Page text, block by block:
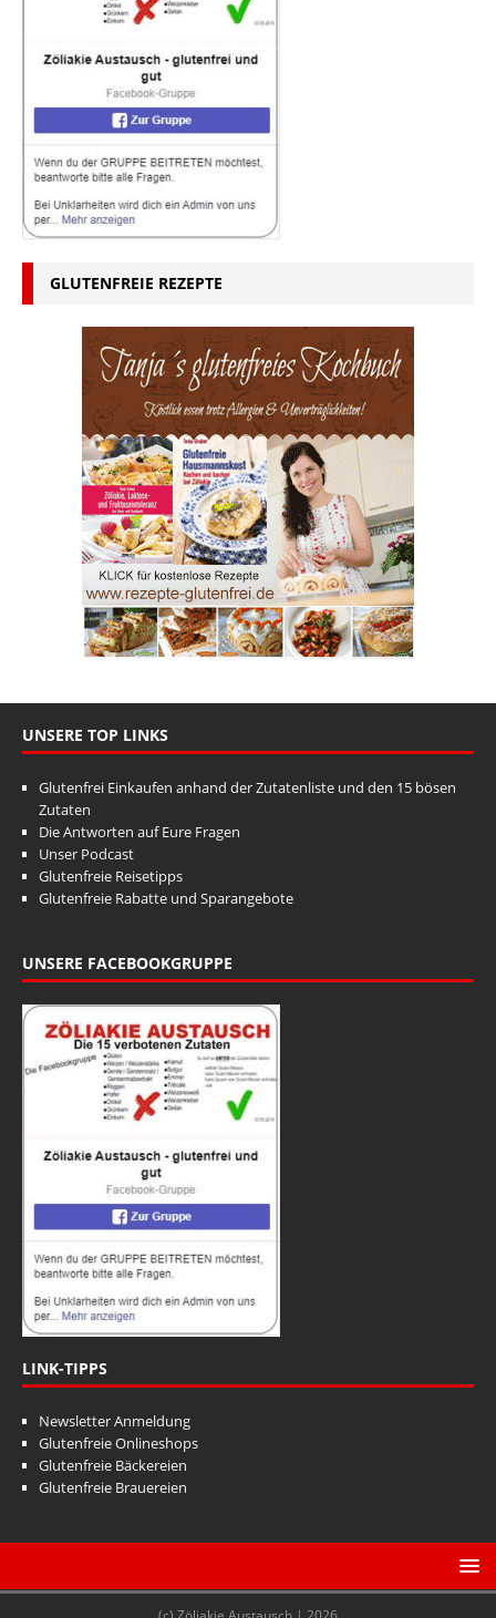
GLUTENFREIE REZEPTE
UNSERE TOP LINKS
Glutenfrei Einkaufen anhand der Zutatenliste und den 15 bösen
Zutaten
Die Antworten auf Eure Fragen
Unser Podcast
Glutenfreie Reisetipps
Glutenfreie Rabatte und Sparangebote
UNSERE FACEBOOKGRUPPE
LINK-TIPPS
Newsletter Anmeldung
Glutenfreie Onlineshops
Glutenfreie Bäckereien
Glutenfreie Brauereien